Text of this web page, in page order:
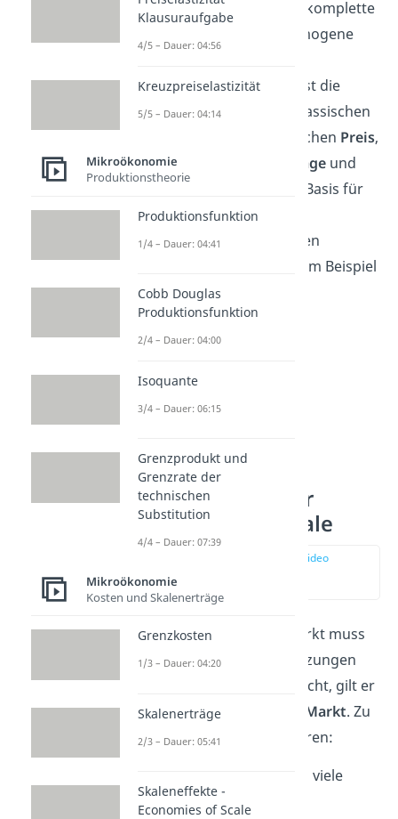
rational handeln und komplette
Transparenz und homogene
vollkommene Markt ist die
Bedingung
für den klassischen
Zusammenhang zwischen Preis,
Angebot
Nachfrage und
bildet somit auch die Basis für
die meisten anderen
gesamtwirtschaftlichen
Überlegungen, wie zum Beispiel
derPreisbildung
Vollkommener
Markt Merkmale
zur Stelle im Video
Der vollkommene Markt muss
bestimmte Voraussetzungen
erfüllen. Tut er dies nicht, gilt er
alsunvollkommener Markt. Zu
den Merkmalen gehören:
Viele Anbieter und viele
Nachfrager
Klausuraufgabe
4/5 – Dauer: 04:56
Kreuzpreiselastizität
5/5 – Dauer: 04:14
Mikroökonomie
Produktionstheorie
Produktionsfunktion
1/4 – Dauer: 04:41
Cobb Douglas
Produktionsfunktion
2/4 – Dauer: 04:00
Isoquante
3/4 – Dauer: 06:15
Grenzprodukt und
Grenzrate der
technischen
Substitution
4/4 – Dauer: 07:39
Mikroökonomie
Kosten und Skalenerträge
Grenzkosten
1/3 – Dauer: 04:20
Skalenerträge
2/3 – Dauer: 05:41
Skaleneffekte -
Economies of Scale